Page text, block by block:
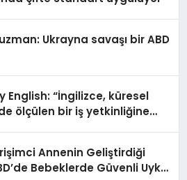
Ukrayna savaşı bir ABD
English: “İngilizce, küresel
ölçülen bir iş yetkinliğine
Annenin Geliştirdiği
Bebeklerde Güvenli Uyku